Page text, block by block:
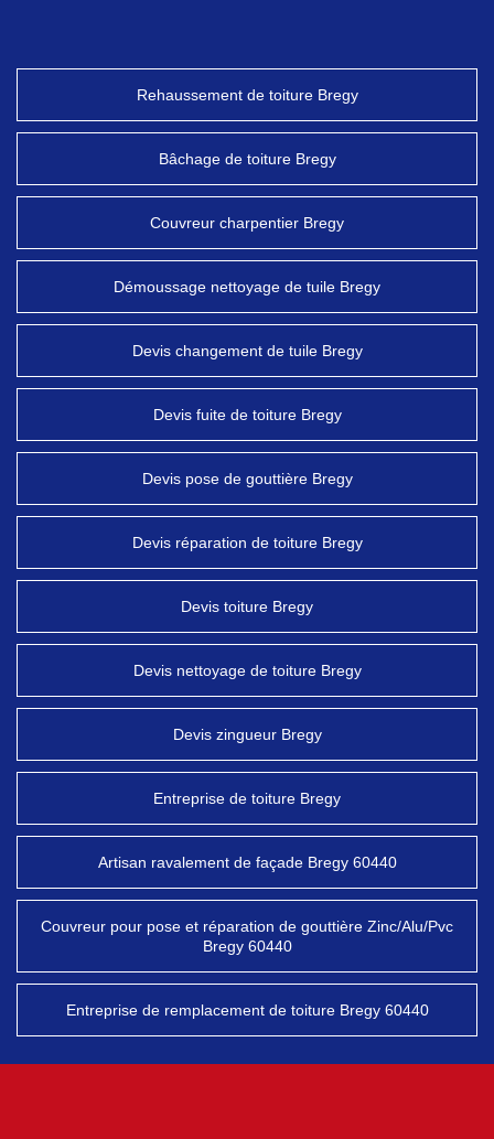
Rehaussement de toiture Bregy
Bâchage de toiture Bregy
Couvreur charpentier Bregy
Démoussage nettoyage de tuile Bregy
Devis changement de tuile Bregy
Devis fuite de toiture Bregy
Devis pose de gouttière Bregy
Devis réparation de toiture Bregy
Devis toiture Bregy
Devis nettoyage de toiture Bregy
Devis zingueur Bregy
Entreprise de toiture Bregy
Artisan ravalement de façade Bregy 60440
Couvreur pour pose et réparation de gouttière Zinc/Alu/Pvc
Bregy 60440
Entreprise de remplacement de toiture Bregy 60440